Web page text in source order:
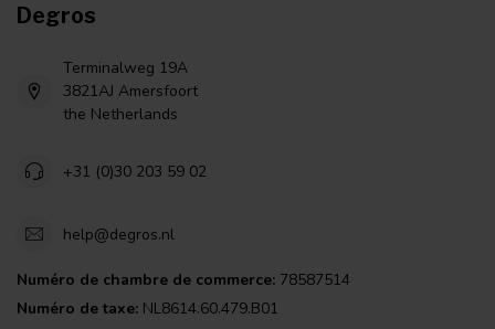
Degros
Terminalweg 19A
3821AJ Amersfoort
the Netherlands
+31 (0)30 203 59 02
help@degros.nl
Numéro de chambre de commerce: 78587514
Numéro de taxe: NL8614.60.479.B01